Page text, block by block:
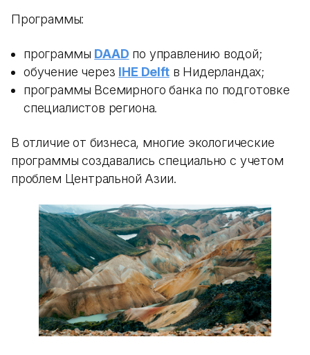
Программы:
программы DAAD по управлению водой;
обучение через IHE Delftв Нидерландах;
программы Всемирного банка по подготовке
специалистов региона.
В отличие от бизнеса, многие экологические
программы создавались специально с учетом
проблем Центральной Азии.